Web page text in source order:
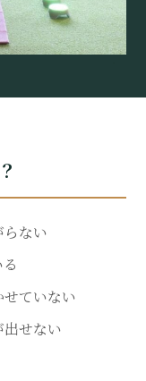
ない
ていない
せない